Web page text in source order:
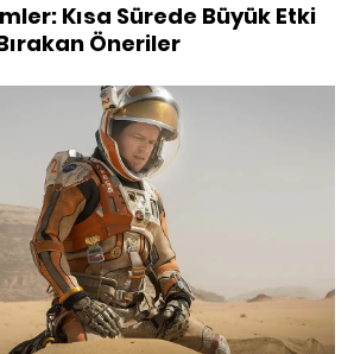
Kısa Sürede Büyük Etki
Öneriler